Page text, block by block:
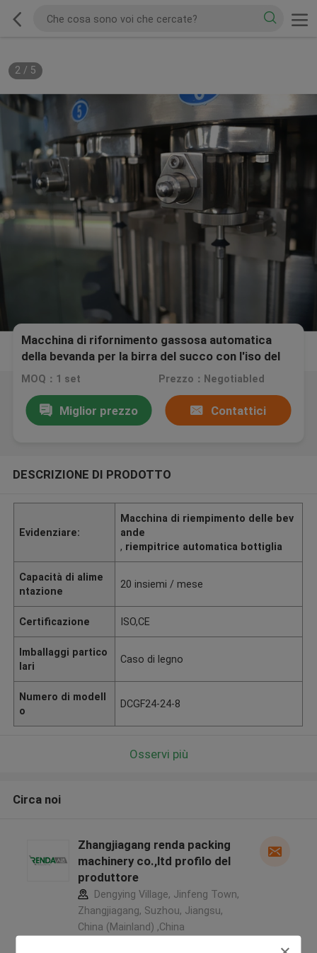
2/ 5
Macchina di rifornimento gassosa automatica
della bevanda per la birra del succo con l'iso del
CE
MOQ：1 set Prezzo：Negotiabled
Miglior prezzo Contattici
DESCRIZIONE DI PRODOTTO
Evidenziare:
Macchina di riempimento delle bev
ande
, riempitrice automatica bottiglia
Capacità di alime
ntazione
20 insiemi / mese
Certificazione ISO,CE
Imballaggi partico
lari
Caso di legno
Numero di modell
o
DCGF24-24-8
Osservi più
Circa noi
Zhangjiagang renda packing
machinery co.,ltd profilo del
produttore
Dengying Village, Jinfeng Town,
Zhangjiagang, Suzhou, Jiangsu,
China (Mainland) ,China